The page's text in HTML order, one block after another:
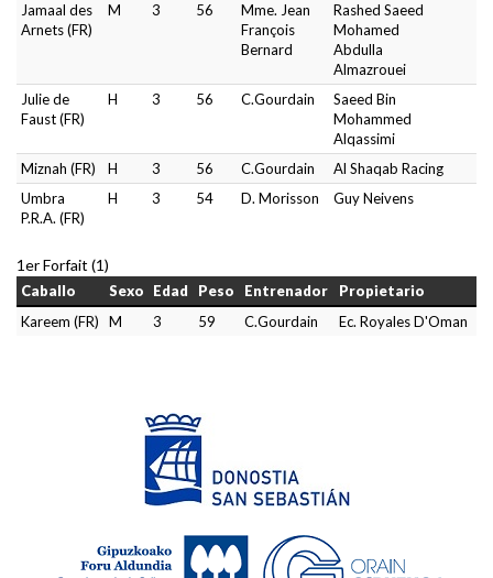
Jamaal des
Arnets (FR)
M 3 56
Mme. Jean
François
Bernard
Rashed Saeed
Mohamed
Abdulla
Almazrouei
Julie de
Faust (FR)
H 3 56 C.Gourdain
Saeed Bin
Mohammed
Alqassimi
Miznah (FR)
H 3 56 C.Gourdain
Al Shaqab Racing
Umbra
P.R.A. (FR)
H 3 54 D. Morisson Guy Neivens
1er Forfait (1)
Caballo Sexo Edad Peso Entrenador
Propietario
Kareem (FR)
M 3 59 C.Gourdain Ec. Royales D'Oman